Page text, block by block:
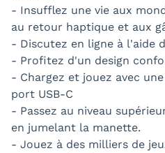
- Insufflez une vie aux
au retour haptique et aux
- Discutez en ligne à l'aide
- Profitez d'un design
- Chargez et jouez avec
port USB-C
- Passez au niveau
en jumelant la manette.
- Jouez à des milliers de